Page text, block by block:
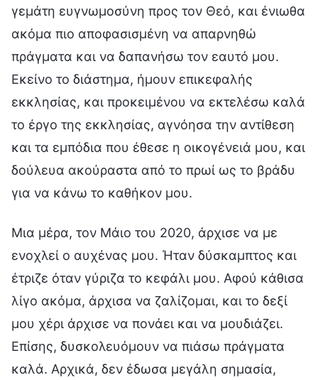
γεμάτη ευγνωμοσύνη προς τον Θεό, και ένιωθα
ακόμα πιο αποφασισμένη να απαρνηθώ
πράγματα και να δαπανήσω τον εαυτό μου.
Εκείνο το διάστημα, ήμουν επικεφαλής
εκκλησίας, και προκειμένου να εκτελέσω καλά
το έργο της εκκλησίας, αγνόησα την αντίθεση
και τα εμπόδια που έθεσε η οικογένειά μου, και
δούλευα ακούραστα από το πρωί ως το βράδυ
για να κάνω το καθήκον μου.
Μια μέρα, τον Μάιο του 2020, άρχισε να με
ενοχλεί ο αυχένας μου. Ήταν δύσκαμπτος και
έτριζε όταν γύριζα το κεφάλι μου. Αφού κάθισα
λίγο ακόμα, άρχισα να ζαλίζομαι, και το δεξί
μου χέρι άρχισε να πονάει και να μουδιάζει.
Επίσης, δυσκολευόμουν να πιάσω πράγματα
καλά. Αρχικά, δεν έδωσα μεγάλη σημασία,